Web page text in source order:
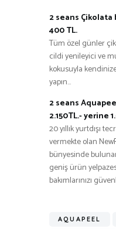
2 seans Çikolata
400 TL.
Tüm özel günler
cildi yenileyici ve
kokusuyla
yapın…
2 seans
2.150TL.- yerine
20 yıllık yurtdışı
vermekte olan
bünyesinde
geniş ürün
bakımlarınızı
AQUAPEEL